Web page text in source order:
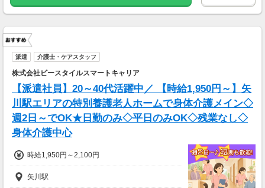
時給2700円×1日8時間×月22日＝47万5,200円
仕事以外の時間も確保＊週3日勤務の場合
時給2300円×1日8時間×月12日＝22万800円
時給2700円×1日8時間×月12日＝25万9,200円
※規定有、ご希望の際はご相談ください！
派遣 介護士・ケアスタッフ
株式会社ビースタイルスマートキャリア
【派遣社員】20～40代活躍中／ 【時給1,950円～】矢
川駅エリアの特別養護老人ホームで身体介護メイン◇
週2日～でOK★日勤のみ◇平日のみOK◇残業なし◇
身体介護中心
時給1,950円～2,100円
矢川駅